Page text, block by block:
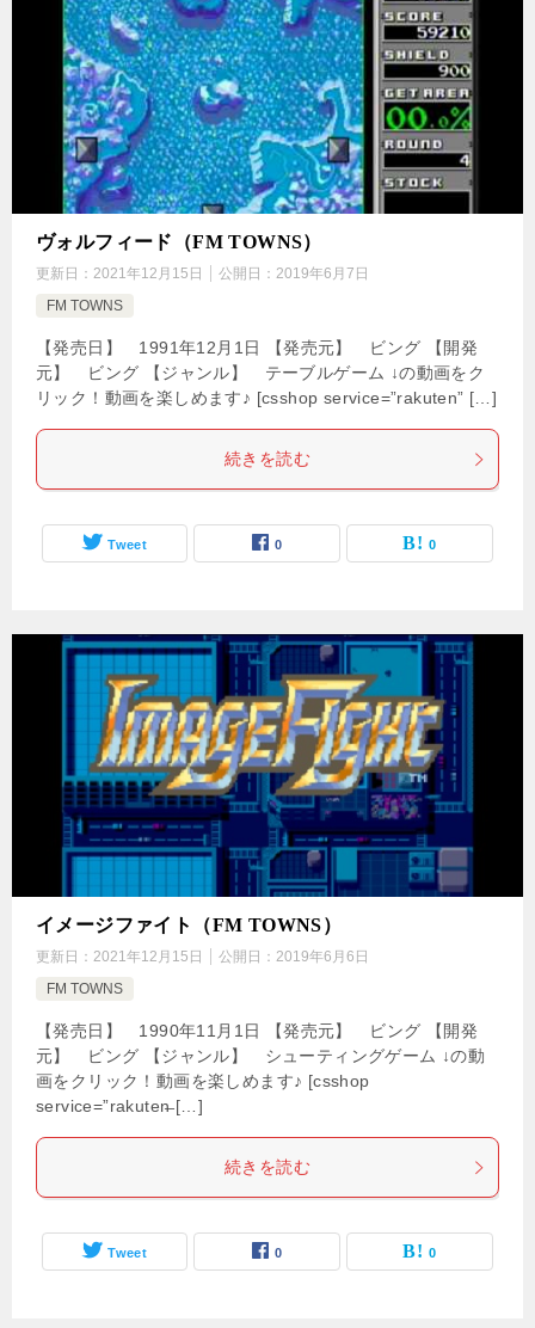
ヴォルフィード（FM TOWNS）
更新日： 2021年12月15日 公開日： 2019年6月7日
FM TOWNS
【発売日】 1991年12月1日 【発売元】 ビング 【開発
元】 ビング 【ジャンル】 テーブルゲーム ↓の動画をク
リック！動画を楽しめます♪ [csshop service=”rakuten” […]
続きを読む
Tweet 0 0
イメージファイト（FM TOWNS）
更新日： 2021年12月15日 公開日： 2019年6月6日
FM TOWNS
【発売日】 1990年11月1日 【発売元】 ビング 【開発
元】 ビング 【ジャンル】 シューティングゲーム ↓の動
画をクリック！動画を楽しめます♪ [csshop
service=”rakuten̶ […]
続きを読む
Tweet 0 0